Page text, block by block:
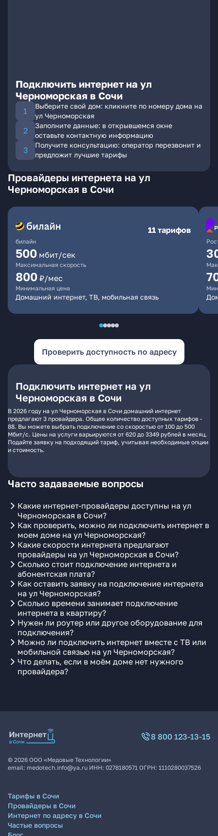
Подключить интернет на ул
Черноморская в Сочи
Выберите свой дом: кликните по номеру дома на
ул Черноморская
Заполните данные: в открывшемся окне
оставьте контактную информацию
Получите консультацию: оператор перезвонит и
предложит лучшие тарифы
Провайдеры интернета на ул
Черноморская в Сочи
билайн
11 тарифов
500 мбит/сек
Максимальная скорость
800 ₽/мес
Минимальная цена
Домашний интернет, ТВ, мобильная связь
Проверить доступность по адресу
Подключить интернет на ул
Черноморская в Сочи
В 2026 году на ул Черноморская в Сочи домашний интернет
предлагают 3 провайдера. Общее количество доступных тарифов -
88. Вы можете выбрать подключение со скоростью от 100 до 500
Мбит/с. Цены на услуги варьируются от 620 до 3349 рублей в месяц.
Подайте заявку на подходящий тариф, учитывая необходимые опции
и стоимость.
Часто задаваемые вопросы
Какие интернет-провайдеры доступны на ул
Черноморская в Сочи?
Как проверить, можно ли подключить интернет в
моем доме на ул Черноморская?
Какие скорости интернета предлагают
провайдеры на ул Черноморская в Сочи?
Сколько стоит подключение интернета и
абонентская плата?
Как оставить заявку на подключение интернета
на ул Черноморская?
Сколько времени занимает подключение
интернета в квартиру?
Нужен ли роутер или другое оборудование для
подключения?
Можно ли подключить интернет вместе с ТВ или
мобильной связью на ул Черноморская?
Что делать, если в моём доме нет нужного
провайдера?
8 800 123-13-15
© 2026 ООО «Медовые Технологии»
email: medotech.info@ya.ru ИНН: 0278180571 ОГРН: 1110280037526
Тарифы в Сочи
Провайдеры в Сочи
Интернет по адресу в Сочи
Частые вопросы